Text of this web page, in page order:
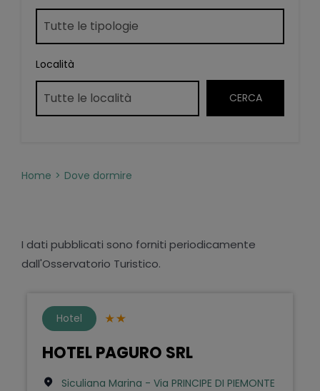
Località
Home Dove dormire
I dati pubblicati sono forniti periodicamente
dall'Osservatorio Turistico.
Hotel
HOTEL PAGURO SRL
Siculiana Marina - Via PRINCIPE DI PIEMONTE